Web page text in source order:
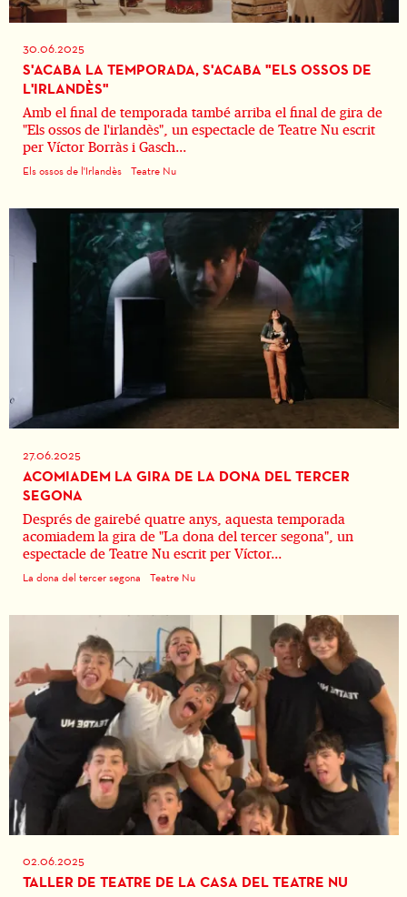
30.06.2025
S'ACABA LA TEMPORADA, S'ACABA "ELS OSSOS DE
L'IRLANDÈS"
Amb el final de temporada també arriba el final de gira de
"Els ossos de l'irlandès", un espectacle de Teatre Nu escrit
per Víctor Borràs i Gasch...
Els ossos de l'Irlandès Teatre Nu
27.06.2025
ACOMIADEM LA GIRA DE LA DONA DEL TERCER
SEGONA
Després de gairebé quatre anys, aquesta temporada
acomiadem la gira de "La dona del tercer segona", un
espectacle de Teatre Nu escrit per Víctor...
La dona del tercer segona Teatre Nu
02.06.2025
TALLER DE TEATRE DE LA CASA DEL TEATRE NU